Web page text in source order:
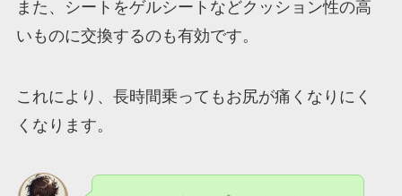
また、シートをゲルシートなどクッション性の高
いものに交換するのも有効です。
これにより、長時間乗ってもお尻が痛くなりにく
くなります。